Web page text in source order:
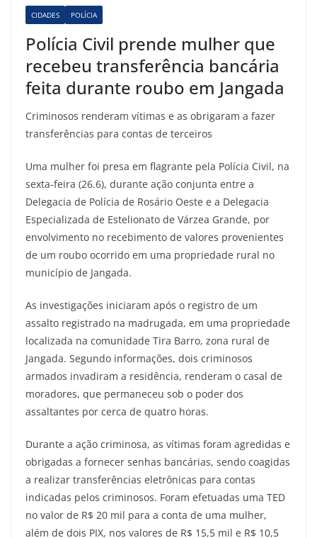
CIDADES POLÍCIA
Polícia Civil prende mulher que
recebeu transferência bancária
feita durante roubo em Jangada
Criminosos renderam vítimas e as obrigaram a fazer
transferências para contas de terceiros
Uma mulher foi presa em flagrante pela Polícia Civil, na
sexta-feira (26.6), durante ação conjunta entre a
Delegacia de Polícia de Rosário Oeste e a Delegacia
Especializada de Estelionato de Várzea Grande, por
envolvimento no recebimento de valores provenientes
de um roubo ocorrido em uma propriedade rural no
município de Jangada.
As investigações iniciaram após o registro de um
assalto registrado na madrugada, em uma propriedade
localizada na comunidade Tira Barro, zona rural de
Jangada. Segundo informações, dois criminosos
armados invadiram a residência, renderam o casal de
moradores, que permaneceu sob o poder dos
assaltantes por cerca de quatro horas.
Durante a ação criminosa, as vítimas foram agredidas e
obrigadas a fornecer senhas bancárias, sendo coagidas
a realizar transferências eletrônicas para contas
indicadas pelos criminosos. Foram efetuadas uma TED
no valor de R$ 20 mil para a conta de uma mulher,
além de dois PIX, nos valores de R$ 15,5 mil e R$ 10,5